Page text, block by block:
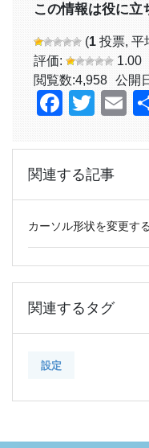
この情報は役に立
(1 投票, 平
評価:
1.00
閲覧数:4,958 公開
関連する記事
カーソル形状を変更す
関連するタグ
設定